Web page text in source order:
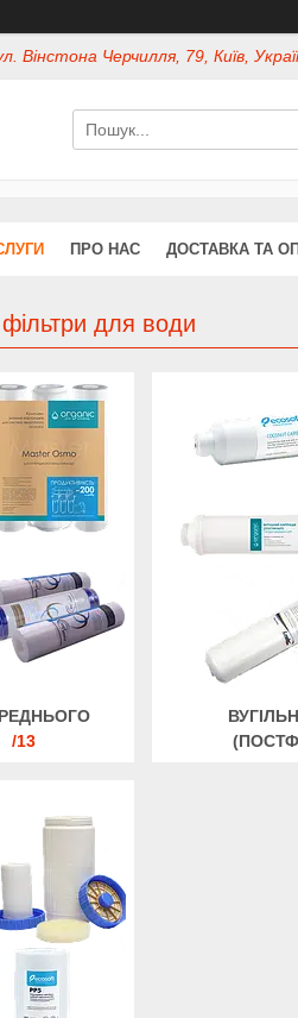
Вінстона Черчилля, 79, Київ,
ПРО НАС ДОСТАВКА ТА
фільтри для води
13